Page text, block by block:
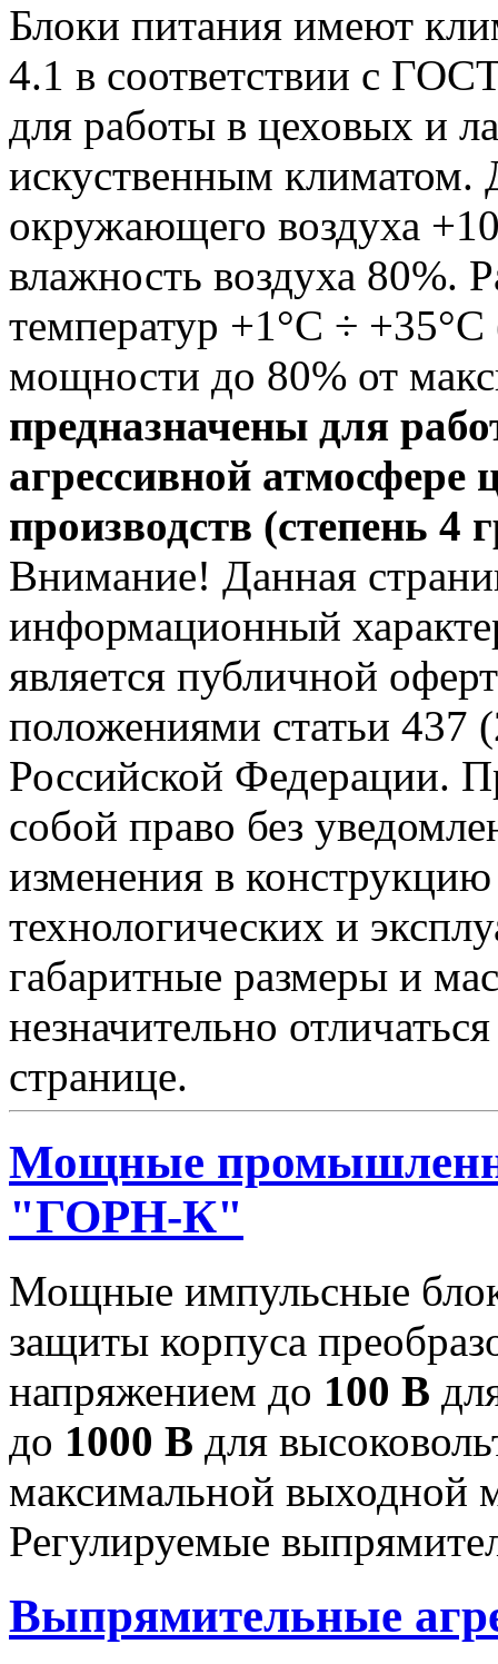
Блоки питания имеют
4.1 в соответствии с
для работы в цеховых и
искуственным климатом.
окружающего воздуха
влажность воздуха 80%.
температур +1°С ÷
мощности до 80% от
предназначены для
агрессивной атмосфере
производств (степень
Внимание! Данная
информационный
является публичной
положениями статьи 437
Российской Федерации.
собой право без
изменения в
технологических и
габаритные размеры и
незначительно
странице.
Мощные
"ГОРН-К"
Мощные импульсные
защиты корпуса
напряжением до 100 В
до 1000 В для
максимальной
Регулируемые
Выпрямительные